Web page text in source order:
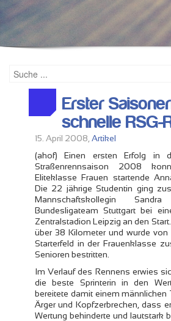
Erster
schnelle RSG-
15. April 2008, Artikel
(ahof) Einen ersten Erfolg in
Straßenrennsaison 2008
Eliteklasse Frauen startende
Die 22 jährige Studentin ging
Mannschaftskollegin
Bundesligateam Stuttgart bei
Zentralstadion Leipzig an den
über 38 Kilometer und wurde
Starterfeld in der Frauenklasse
Senioren bestritten.
Im Verlauf des Rennens erwies
die beste Sprinterin in den
bereitete damit einem männlichen
Ärger und Kopfzerbrechen, dass
Wertung behinderte und lautstark